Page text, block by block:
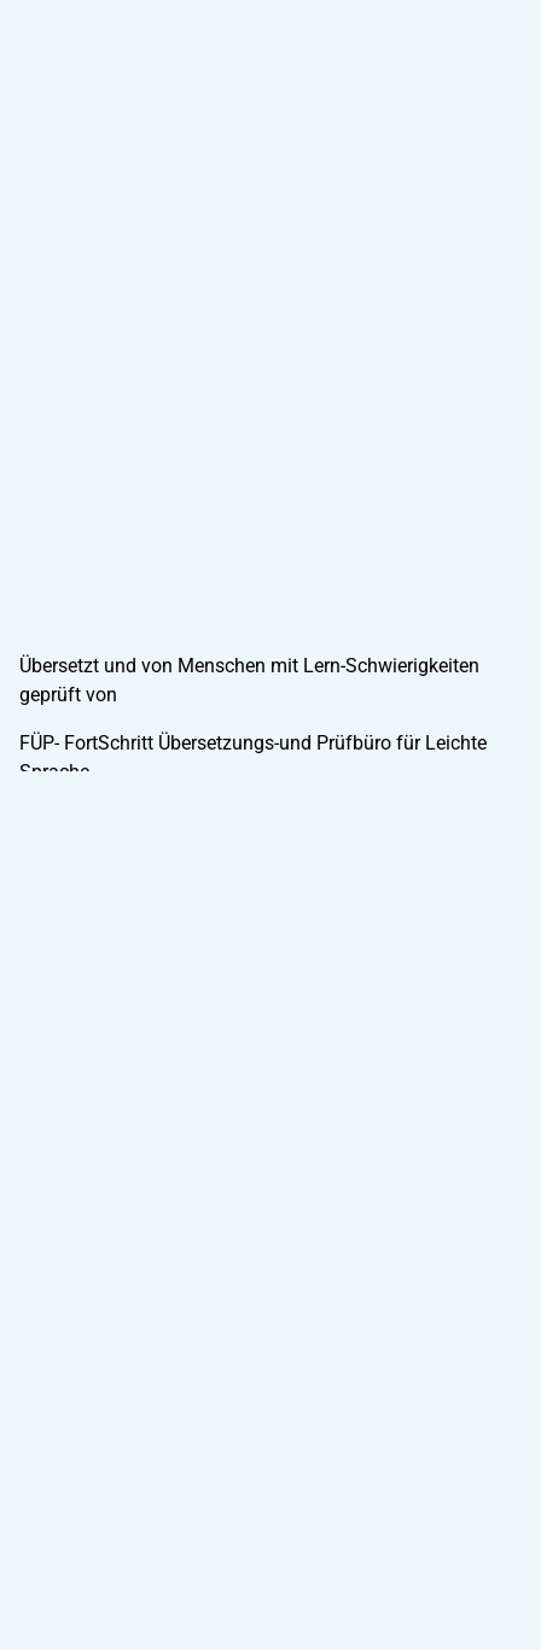
Übersetzt und von Menschen mit Lern-Schwierigkeiten
geprüft von
FÜP- FortSchritt Übersetzungs-und Prüfbüro für Leichte
Sprache.